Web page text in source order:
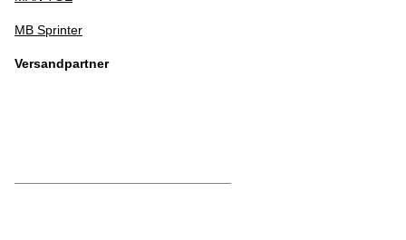
MB Sprinter
Versandpartner